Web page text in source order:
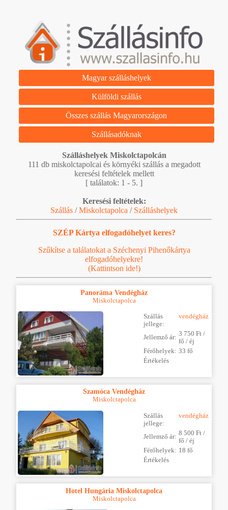
Magyar szálláshelyek
Külföldi szállás
Összes szállás Magyarországon
Szállásadóknak
Szálláshelyek Miskolctapolcán
111 db miskolctapolcai és környéki szállás a megadott
keresési feltételek mellett
[ találatok: 1 - 5. ]
Keresési feltételek:
Szállás /Miskolctapolca / Szálláshelyek
SZÉP Kártya elfogadóhelyet keres?
Szűkítse a találatokat a Széchenyi Pihenőkártya
elfogadóhelyekre!
(Kattintson ide!)
Panoráma Vendégház
Miskolctapolca
Szállás
jellege:
vendégház
Jellemző ár: 3 750 Ft /
fő / éj
Férőhelyek: 33 fő
Értékelés
Szamóca Vendégház
Miskolctapolca
Szállás
jellege:
vendégház
Jellemző ár: 8 500 Ft /
fő / éj
Férőhelyek: 18 fő
Értékelés
Hotel Hungária Miskolctapolca
Miskolctapolca